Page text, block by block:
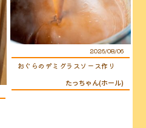
2026/08/06
おぐらのデミグラスソース作り
たっちゃん(ホール)